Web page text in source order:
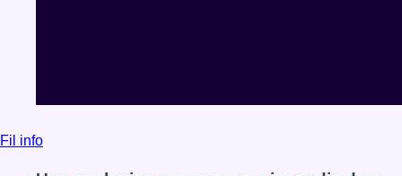
Fil info